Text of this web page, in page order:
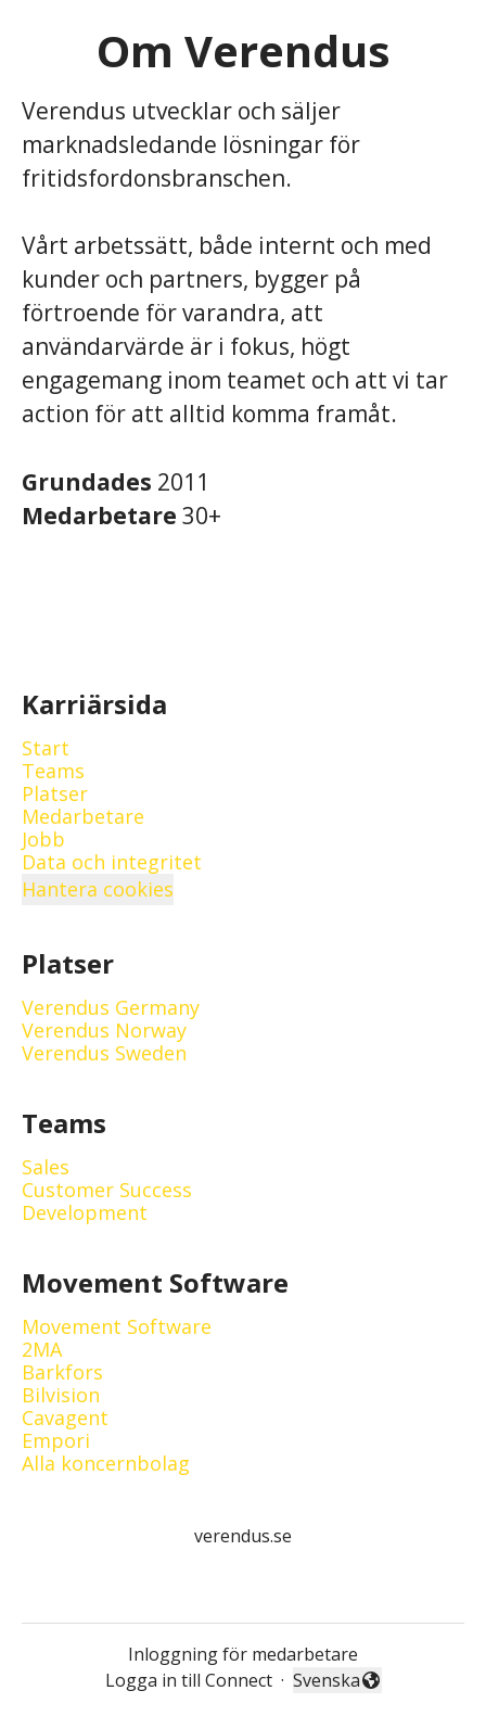
Om Verendus
Verendus utvecklar och säljer
marknadsledande lösningar för
fritidsfordonsbranschen.
Vårt arbetssätt, både internt och med
kunder och partners, bygger på
förtroende för varandra, att
användarvärde är i fokus, högt
engagemang inom teamet och att vi tar
action för att alltid komma framåt.
Grundades 2011
Medarbetare 30+
Karriärsida
Start
Teams
Platser
Medarbetare
Jobb
Data och integritet
Hantera cookies
Platser
Verendus Germany
Verendus Norway
Verendus Sweden
Teams
Sales
Customer Success
Development
Movement Software
Movement Software
2MA
Barkfors
Bilvision
Cavagent
Empori
Alla koncernbolag
verendus.se
Inloggning för medarbetare
Logga in till Connect · Byt språk
Svenska